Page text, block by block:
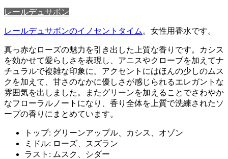
レールデュサボン
レールデュサボンのイノセントタイム 。女性用香水です。
真っ赤なローズの魅力を引き出した上質な香りです。カシス
を効かせて愛らしさを表現し、アニスやクローブを加えてナ
チュラルで複雑な印象に。アクセントにはほんの少しのムス
クを加えて、甘さのなかに優しさが感じられるエレガントな
雰囲気を出しました。またグリーンを加えることでさわやか
なフローラルノートになり、香り全体を上質で洗練されたソ
ープの香りにまとめています。
トップ: グリーンアップル、カシス、オゾン
ミドル: ローズ、スズラン
ラスト: ムスク、シダー